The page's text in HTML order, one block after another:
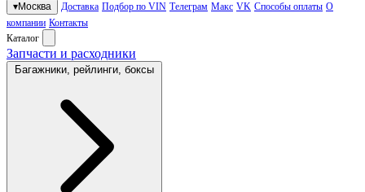
▾Москва Доставка Подбор по VIN Телеграм Макс VK Способы оплаты О
компании Контакты
Каталог
Запчасти и расходники
Багажники, рейлинги, боксы